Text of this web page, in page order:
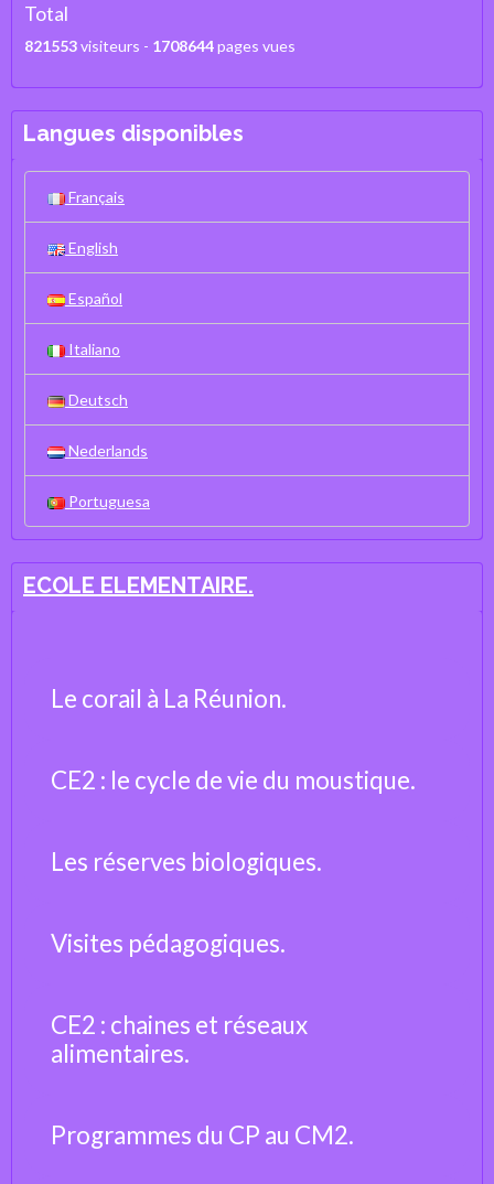
Total
821553visiteurs - 1708644pages vues
Langues disponibles
Français
English
Español
Italiano
Deutsch
Nederlands
Portuguesa
ECOLE ELEMENTAIRE.
Le corail à La Réunion.
CE2 : le cycle de vie du moustique.
Les réserves biologiques.
Visites pédagogiques.
CE2 : chaines et réseaux
alimentaires.
Programmes du CP au CM2.